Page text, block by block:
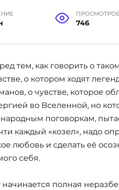
746
тем, как говорить о
о котором ходят
о чувстве, которое
во Вселенной, но
поговоркам,
каждый «козел», надо
любовь и сделать её
себя.
начинается полная